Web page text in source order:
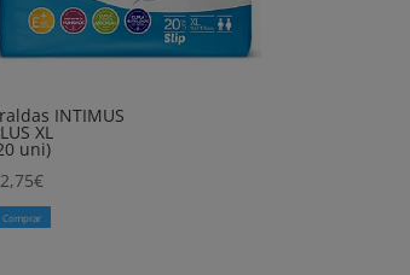
INTIMUS
XL
uni)
€
Comprar